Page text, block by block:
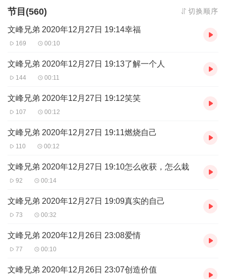
节目(560) 切换顺序
文峰兄弟 2020年12月27日 19:14幸福
169 00:10
文峰兄弟 2020年12月27日 19:13了解一个人
144 00:11
文峰兄弟 2020年12月27日 19:12笑笑
107 00:12
文峰兄弟 2020年12月27日 19:11燃烧自己
110 00:12
文峰兄弟 2020年12月27日 19:10怎么收获，怎么栽
92 00:14
文峰兄弟 2020年12月27日 19:09真实的自己
73 00:32
文峰兄弟 2020年12月26日 23:08爱情
77 00:10
文峰兄弟 2020年12月26日 23:07创造价值